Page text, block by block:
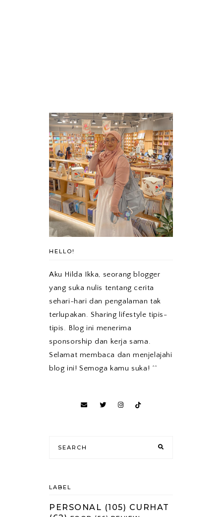
HELLO!
Aku Hilda Ikka, seorang blogger
yang suka nulis tentang cerita
sehari-hari dan pengalaman tak
terlupakan. Sharing lifestyle tipis-
tipis. Blog ini menerima
sponsorship dan kerja sama.
Selamat membaca dan menjelajahi
blog ini! Semoga kamu suka! ^^
LABEL
PERSONAL (105) CURHAT